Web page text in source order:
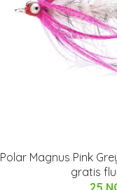
Polar Magnus Pink
gratis
25